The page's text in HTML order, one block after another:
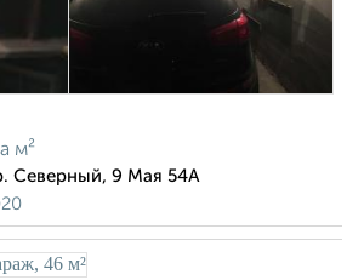
м²
Северный, 9 Мая 54А